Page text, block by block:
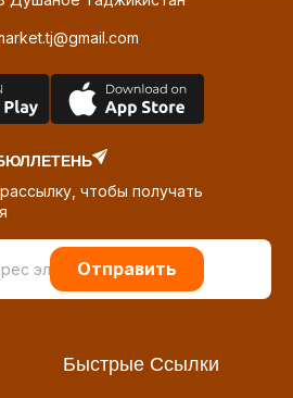
чтобы получать
Отправить
Быстрые Ссылки